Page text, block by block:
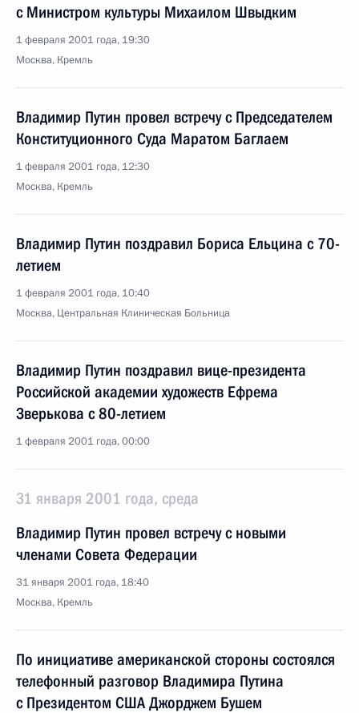
с Министром культуры Михаилом Швыдким
1 февраля 2001 года, 19:30
Москва, Кремль
Владимир Путин провел встречу с Председателем
Конституционного Суда Маратом Баглаем
1 февраля 2001 года, 12:30
Москва, Кремль
Владимир Путин поздравил Бориса Ельцина с 70-
летием
1 февраля 2001 года, 10:40
Москва, Центральная Клиническая Больница
Владимир Путин поздравил вице-президента
Российской академии художеств Ефрема
Зверькова с 80-летием
1 февраля 2001 года, 00:00
31 января 2001 года, среда
Владимир Путин провел встречу с новыми
членами Совета Федерации
31 января 2001 года, 18:40
Москва, Кремль
По инициативе американской стороны состоялся
телефонный разговор Владимира Путина
с Президентом США Джорджем Бушем